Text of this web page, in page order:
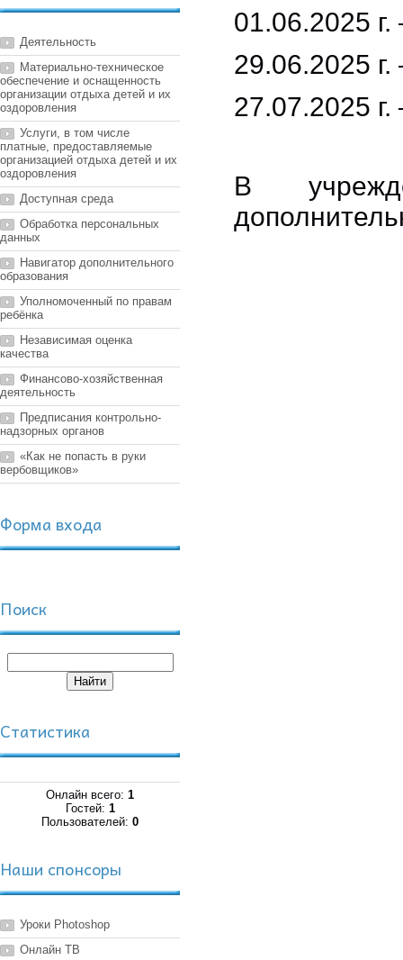
Деятельность
Материально-техническое
обеспечение и оснащенность
организации отдыха детей и их
оздоровления
Услуги, в том числе
платные, предоставляемые
организацией отдыха детей и их
оздоровления
Доступная среда
Обработка персональных
данных
Навигатор дополнительного
образования
Уполномоченный по правам
ребёнка
Независимая оценка
качества
Финансово-хозяйственная
деятельность
Предписания контрольно-
надзорных органов
«Как не попасть в руки
вербовщиков»
Форма входа
Поиск
Статистика
Онлайн всего: 1
Гостей: 1
Пользователей: 0
Наши спонсоры
Уроки Photoshop
Онлайн ТВ
01.06.2025 г.
29.06.2025 г.
27.07.2025 г.
В